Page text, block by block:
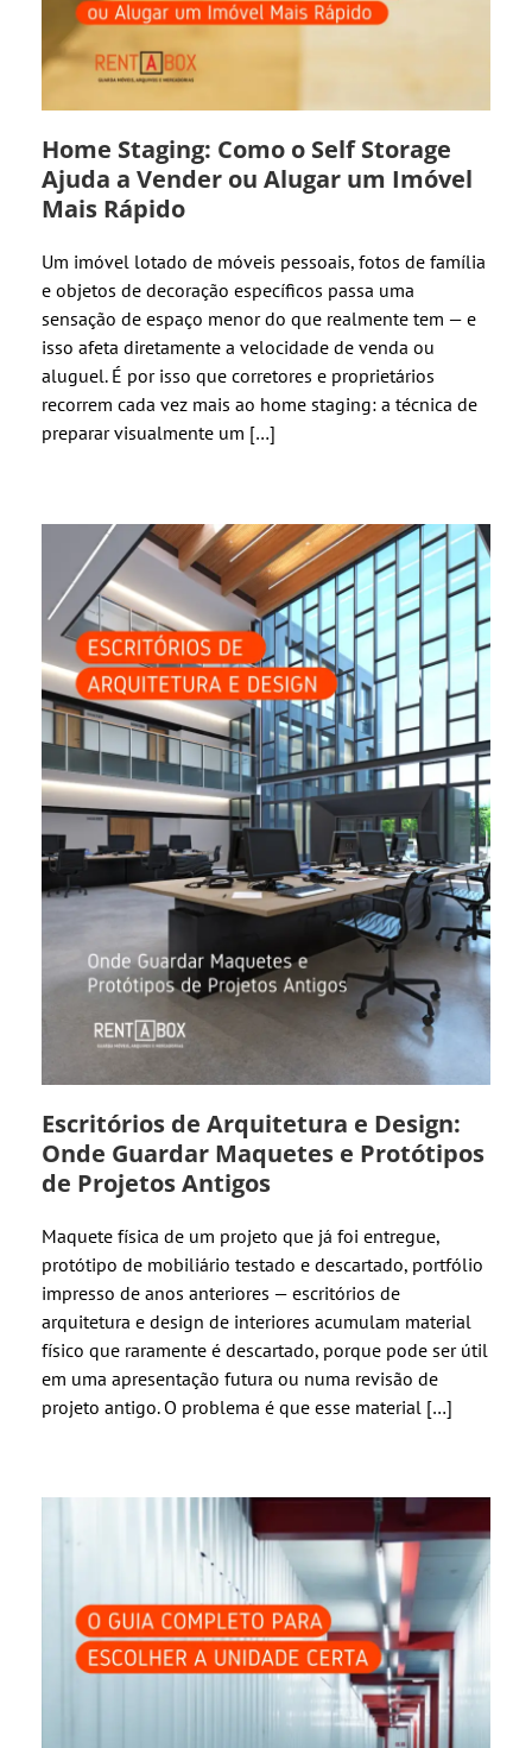
Home Staging: Como o Self Storage
Ajuda a Vender ou Alugar um Imóvel
Mais Rápido
Um imóvel lotado de móveis pessoais, fotos de família
e objetos de decoração específicos passa uma
sensação de espaço menor do que realmente tem — e
isso afeta diretamente a velocidade de venda ou
aluguel. É por isso que corretores e proprietários
recorrem cada vez mais ao home staging: a técnica de
preparar visualmente um […]
Escritórios de Arquitetura e Design:
Onde Guardar Maquetes e Protótipos
de Projetos Antigos
Maquete física de um projeto que já foi entregue,
protótipo de mobiliário testado e descartado, portfólio
impresso de anos anteriores — escritórios de
arquitetura e design de interiores acumulam material
físico que raramente é descartado, porque pode ser útil
em uma apresentação futura ou numa revisão de
projeto antigo. O problema é que esse material […]